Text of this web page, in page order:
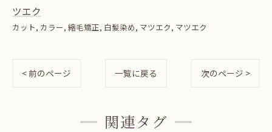
ツエク
カット カラー 縮毛矯正 白髪染め マツエク マツエク
< 前のページ 一覧に戻る 次のページ >
関連タグ